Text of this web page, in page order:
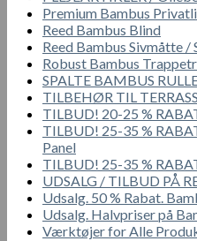
Premium Bambus
Reed Bambus Blind
Reed Bambus Sivmåtte /
Robust Bambus
SPALTE BAMBUS
TILBEHØR TIL
TILBUD! 20-25 %
TILBUD! 25-35 %
Panel
TILBUD! 25-35 %
UDSALG / TILBUD PÅ
Udsalg. 50 % Rabat.
Udsalg. Halvpriser på
Værktøjer for Alle